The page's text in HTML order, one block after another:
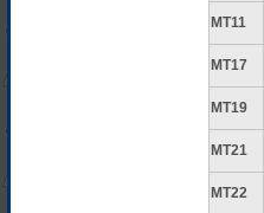
MT11
MT17
MT19
MT21
MT22